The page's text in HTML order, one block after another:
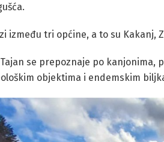
između tri općine, a to su Kakanj,
se prepoznaje po kanjonima,
objektima i endemskim